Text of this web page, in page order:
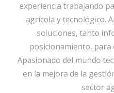
experiencia trabajando
agrícola y tecnológico.
soluciones, tanto
posicionamiento, para
Apasionado del mundo
en la mejora de la
sector